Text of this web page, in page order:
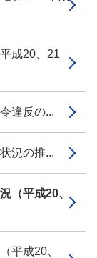
成20、21
違反の...
況の推...
（平成20、
平成20、